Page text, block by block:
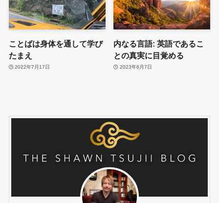
ことばは身体を通して学び
たまえ
2022年7月17日
内なる言語: 英語であるこ
との真実に目覚める
2023年6月7日